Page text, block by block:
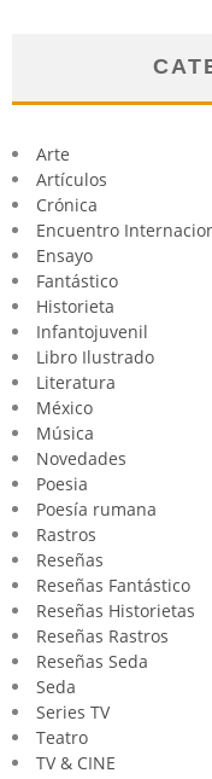
Arte
Artículos
Crónica
Encuentro
Ensayo
Fantástico
Historieta
Infantojuvenil
Libro Ilustrado
Literatura
México
Música
Novedades
Poesia
Poesía rumana
Rastros
Reseñas
Reseñas Fantástico
Reseñas Historietas
Reseñas Rastros
Reseñas Seda
Seda
Series TV
Teatro
TV & CINE